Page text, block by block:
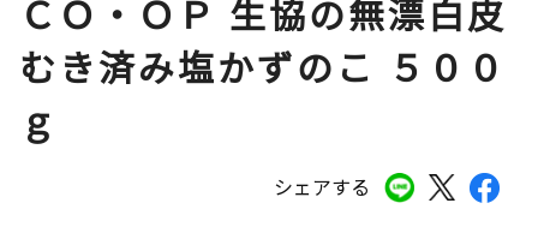
シェアする
ＣＯ・ＯＰ 生協の無漂白皮
むき済み塩かずのこ ５００
ｇ